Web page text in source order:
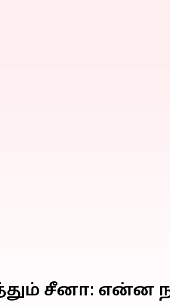
சீனா: என்ன